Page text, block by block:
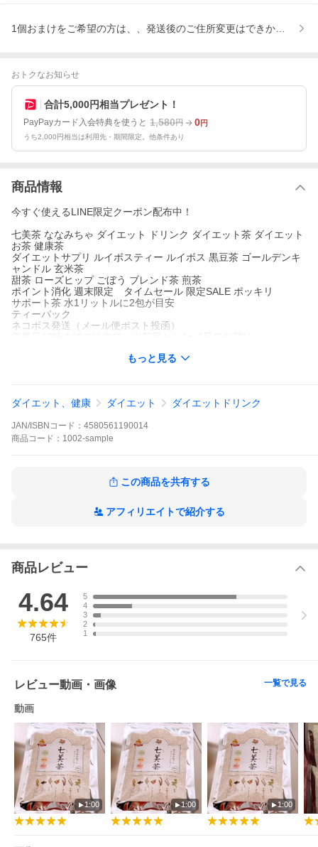
1個おまけをご希望の方は、、発送後のご住所変更はできかねます
おトクなお知らせ
合計5,000円相当プレゼント！
PayPayカード入会特典を使うと 1,580円 0円
うち2,000円相当は利用先・期間限定。他条件あり
商品情報
今すぐ使えるLINE限定クーポン配布中！
七美茶 ななみちゃ ダイエット ドリンク ダイエット茶 ダイエット
お茶 健康茶
ダイエットサプリ ルイボスティー ルイボス 黒豆茶 ゴールデンキ
ャンドル 玄米茶
甜茶 ローズヒップ ごぼう ブレンド茶 煎茶
ポイント消化 週末限定 タイムセール 限定SALE ポッキリ
サポート茶 水1リットルに2包が目安
ティーパック
ネコポス発送（メール便ポスト投函）
沖縄・離島は出荷から約2〜3日もっと見る
ダイエット、健康 ダイエット ダイエットドリンク
JAN/ISBNコード： 4580561190014
商品 コード： 1002-sample
この商品を共有する
アフィリエイトで紹介する
商品レビュー
4.64
765件
5
4
3
2
1
レビュー動画・画像 一覧で見る
動画
1:00 1:00 1:00